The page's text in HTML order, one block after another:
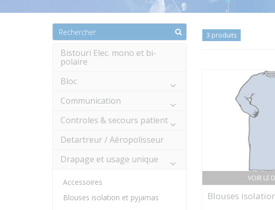
Bistouri Elec. mono et bi-
polaire
Bloc
Communication
Controles & secours patient
Detartreur / Aéropolisseur
Drapage et usage unique
Accessoires
Blouses isolation et pyjamas
3 produits
VOIR LE
Blouses